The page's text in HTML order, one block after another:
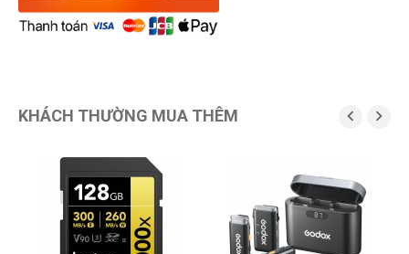
KHÁCH THƯỜNG MUA THÊM  